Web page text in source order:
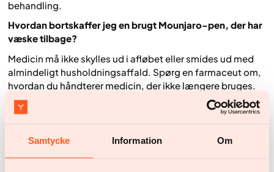
Samtycke Information Om
behandling.
Hvordan bortskaffer jeg en brugt Mounjaro-pen, der har
væske tilbage?
Medicin må ikke skylles ud i afløbet eller smides ud med
almindeligt husholdningsaffald. Spørg en farmaceut om,
hvordan du håndterer medicin, der ikke længere bruges.
Korrekt bortskaffelse er med til at beskytte både miljøet
og menneskers sundhed.
Mounjaro?